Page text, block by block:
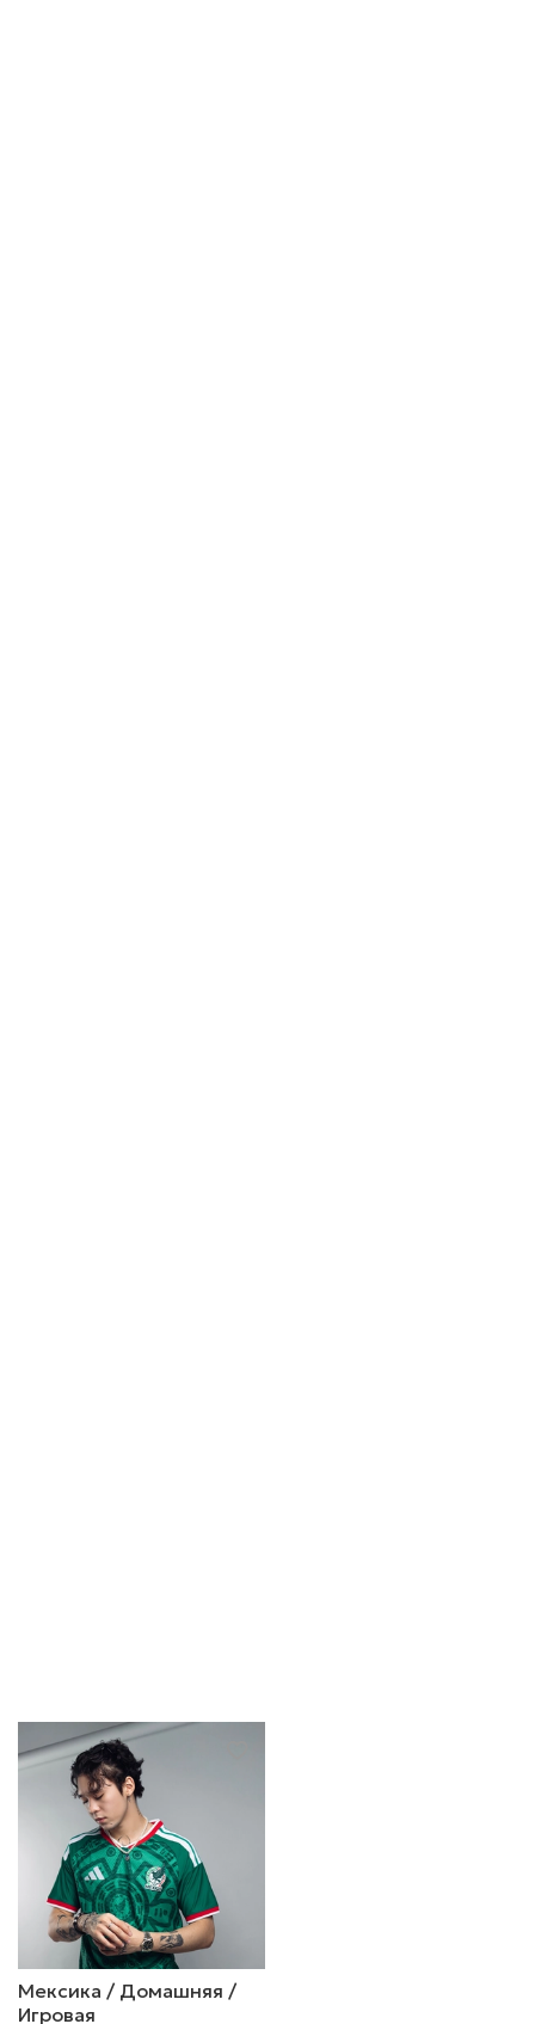
Мексика / Домашняя /
Игровая